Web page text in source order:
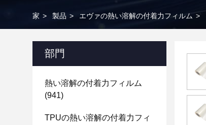
家 > 製品 > エヴァの熱い溶解の付着力フィルム >
部門
熱い溶解の付着力フィルム
(941)
TPUの熱い溶解の付着力フィ